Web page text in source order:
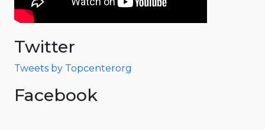
Twitter
Tweets by Topcenterorg
Facebook